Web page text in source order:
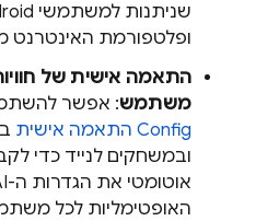
ופלטפורמת האינטרנט
התאמה אישית של
משתמש: אפשר
Config התאמה אישית
ובמשחקים לנייד כדי
האופטימליות לכל